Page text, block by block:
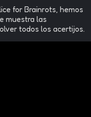
for Brainrots , hemos
muestra las
todos los acertijos.